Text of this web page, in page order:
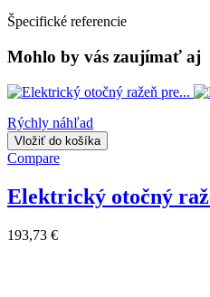
Špecifické referencie
Mohlo by vás zaujímať aj
Rýchly náhľad
Vložiť do košíka
Compare
Elektrický otočný
193,73 €